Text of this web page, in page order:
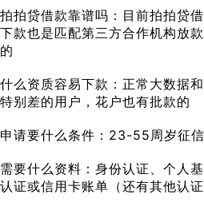
拍拍贷借款靠谱吗：目前拍拍贷
下款也是匹配第三方合作机构放
的
什么资质容易下款：正常大数据
特别差的用户，花户也有批款的
申请要什么条件：23-55周岁征
需要什么资料：身份认证、个人
认证或信用卡账单（还有其他认证